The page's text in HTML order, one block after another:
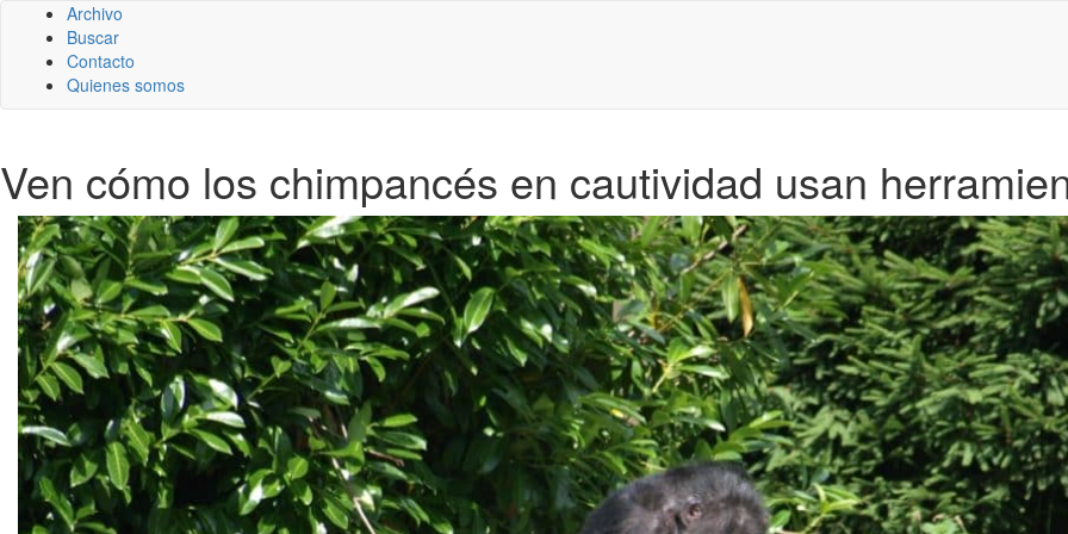
Archivo
Buscar
Contacto
Quienes somos
Ven cómo los chimpancés en cautividad usan